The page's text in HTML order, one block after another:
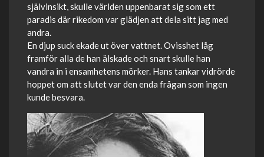
självinsikt, skulle världen uppenbarat sig som ett
paradis där rikedom var glädjen att dela sitt jag med
andra.
En djup suck ekade ut över vattnet. Ovisshet låg
framför alla de han älskade och snart skulle han
vandra in i ensamhetens mörker. Hans tankar vidrörde
hoppet om att slutet var den enda frågan som ingen
kunde besvara.